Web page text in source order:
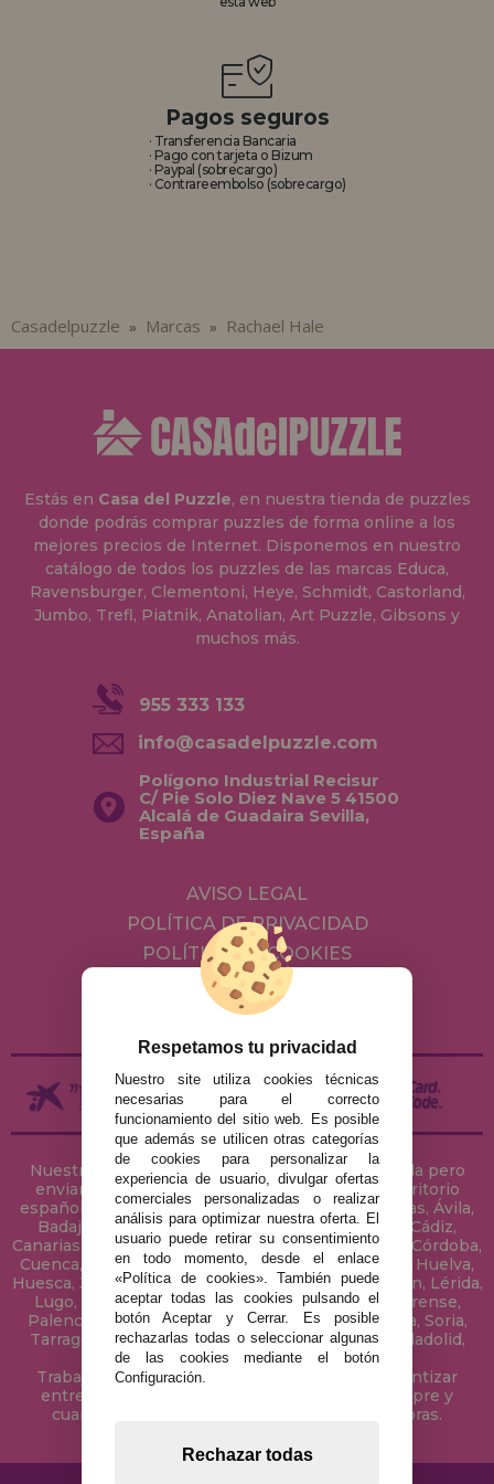
Pagos seguros
· Transferencia Bancaria
· Pago con tarjeta o Bizum
· Paypal (sobrecargo)
· Contrareembolso (sobrecargo)
Casadelpuzzle » Marcas » Rachael Hale
Estás en Casa del Puzzle, en nuestra tienda de puzzles
donde podrás comprar puzzles de forma online a los
mejores precios de Internet. Disponemos en nuestro
catálogo de todos los puzzles de las marcas Educa,
Ravensburger, Clementoni, Heye, Schmidt, Castorland,
Jumbo, Trefl, Piatnik, Anatolian, Art Puzzle, Gibsons y
muchos más.
955 333 133
info@casadelpuzzle.com
Polígono Industrial Recisur
C/ Pie Solo Diez Nave 5 41500
Alcalá de Guadaira Sevilla,
España
AVISO LEGAL
POLÍTICA DE PRIVACIDAD
POLÍTICA DE COOKIES
ENVÍOS Y DEVOLUCIONES
DEVOLUCIONES / DESISTIMIENTO
Nuestra tienda de puzzles está ubicada en Sevilla pero
enviamos tus puzzles a cualquier ciudad del territorio
español: Álava, Albacete, Alicante, Almería, Asturias, Ávila,
Badajoz, Baleares, Barcelona, Burgos, Cáceres, Cádiz,
Canarias, Cantabria, Castellón, Ceuta, Ciudad Real, Córdoba,
Cuenca, Gerona, Granada, Guadalajara, Guipúzcoa, Huelva,
Huesca, Jaén, La Coruña, La Rioja, Las Palmas, Leon, Lérida,
Lugo, Madrid, Málaga, Melilla, Murcia, Navarra, Orense,
Palencia, Pontevedra, Salamanca, Segovia, Sevilla, Soria,
Tarragona, Tenerife, Teruel, Toledo, Valencia, Valladolid,
Vizcaya, Zamora y Zaragoza.
Trabajamos con Stocks permanentes para garantizar
entregas rápidas en territorio peninsular, siempre y
cuando el pedido se realice antes de las 18 horas.
Respetamos tu privacidad
Nuestro site utiliza cookies técnicas
necesarias para el correcto
funcionamiento del sitio web. Es posible
que además se utilicen otras categorías
de cookies para personalizar la
experiencia de usuario, divulgar ofertas
comerciales personalizadas o realizar
análisis para optimizar nuestra oferta. El
usuario puede retirar su consentimiento
en todo momento, desde el enlace
«Política de cookies». También puede
aceptar todas las cookies pulsando el
botón Aceptar y Cerrar. Es posible
rechazarlas todas o seleccionar algunas
de las cookies mediante el botón
Configuración.
Rechazar todas